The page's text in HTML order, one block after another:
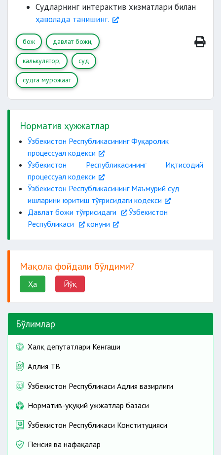
Судларнинг интерактив хизматлари билан
ҳаволада танишинг.
бож давлат божи,
калькулятор, суд
судга мурожаат
Норматив ҳужжатлар
Ўзбекистон Республикасининг Фуқаролик
процессуал кодекси
Ўзбекистон Республикасининг Иқтисодий
процессуал кодекси
Ўзбекистон Республикасининг Маъмурий суд
ишларини юритиш тўғрисидаги кодекси
Давлат божи тўғрисидаги
Ўзбекистон
Республикаси
қонуни
Мақола фойдали бўлдими?
Ҳа Йўқ
Бўлимлар
Халқ депутатлари Кенгаши
Адлия ТВ
Ўзбекистон Республикаси Адлия вазирлиги
Норматив-ҳуқуқий ҳужжатлар базаси
Ўзбекистон Республикаси Конституцияси
Пенсия ва нафақалар